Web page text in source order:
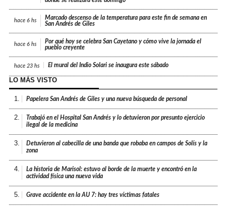
hace 6 hs
Marcado descenso de la temperatura para este fin de semana en
San Andrés de Giles
hace 6 hs
Por qué hoy se celebra San Cayetano y cómo vive la jornada el
pueblo creyente
hace 23 hs El mural del Indio Solari se inaugura este sábado
LO MÁS VISTO
1. Papelera San Andrés de Giles y una nueva búsqueda de personal
2.
Trabajó en el Hospital San Andrés y lo detuvieron por presunto ejercicio
ilegal de la medicina
3.
Detuvieron al cabecilla de una banda que robaba en campos de Solís y la
zona
4.
La historia de Marisol: estuvo al borde de la muerte y encontró en la
actividad física una nueva vida
5. Grave accidente en la AU 7: hay tres víctimas fatales